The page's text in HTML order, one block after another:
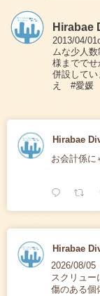
Hirabae
2013/04/
ムな少人
様までで
併設して
え #愛媛
Hirabae
お会計係に
Hirabae
2026/08/05
スクリュー
傷のある個